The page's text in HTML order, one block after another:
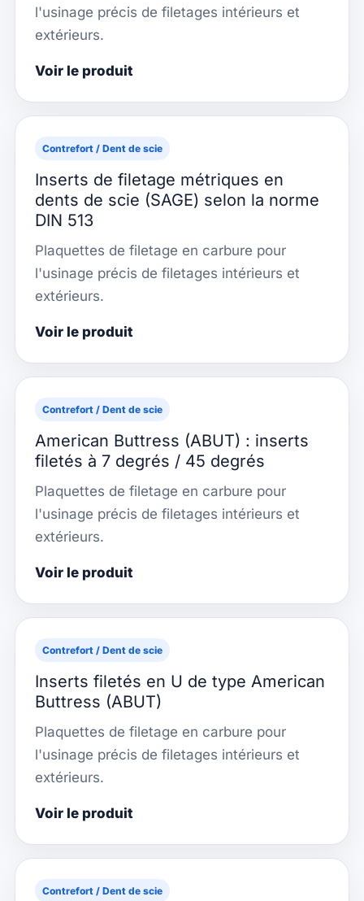
l'usinage précis de filetages intérieurs et
extérieurs.
Voir le produit
Contrefort / Dent de scie
Inserts de filetage métriques en
dents de scie (SAGE) selon la norme
DIN 513
Plaquettes de filetage en carbure pour
l'usinage précis de filetages intérieurs et
extérieurs.
Voir le produit
Contrefort / Dent de scie
American Buttress (ABUT) : inserts
filetés à 7 degrés / 45 degrés
Plaquettes de filetage en carbure pour
l'usinage précis de filetages intérieurs et
extérieurs.
Voir le produit
Contrefort / Dent de scie
Inserts filetés en U de type American
Buttress (ABUT)
Plaquettes de filetage en carbure pour
l'usinage précis de filetages intérieurs et
extérieurs.
Voir le produit
Contrefort / Dent de scie